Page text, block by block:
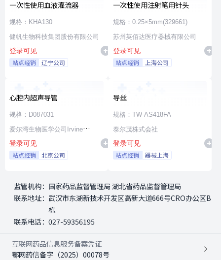
一次性使用血液灌流器
规格：KHA130
健帆生物科技集团股份有限公司
登录可见
站点经销 辽宁公司
一次性使用注射笔用针头
规格：0.25×5mm(329661)
苏州英佰达医疗器械有限公司
登录可见
站点经销 上海公司
心腔内超声导管
规格：D087031
爱尔湾生物医学公司Irvine
Biomedical,Inc. a St. Jude
Medical Company
登录可见
站点经销 北京公司
导丝
规格：TW-AS418FA
泰尔茂株式会社
登录可见
站点经销 器械上海
监管机构： 国家药品监督管理局 湖北省药品监督管理局
联系地址： 武汉市东湖新技术开发区高新大道666号CRO办公区B
栋
联系电话： 027-59356195
互联网药品信息服务备案凭证
鄂网药信备字（2025）00078号